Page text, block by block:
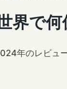
界で何
年のレビュ